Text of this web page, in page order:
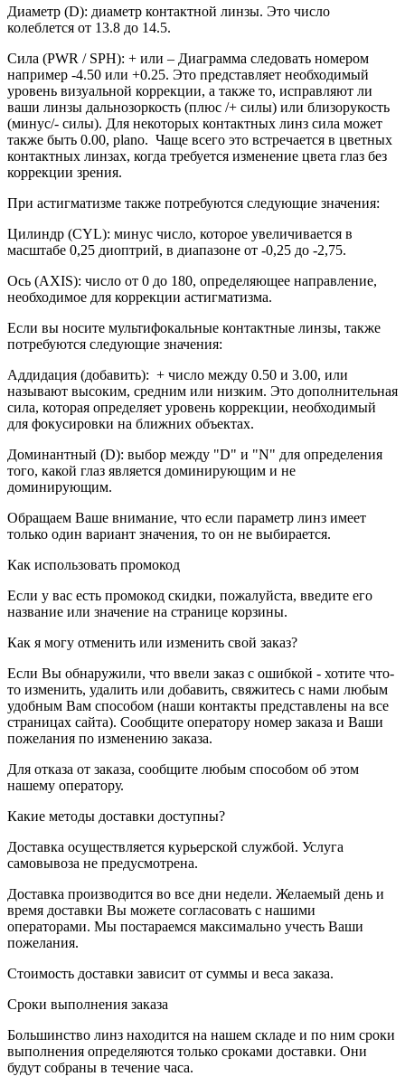
Диаметр (D): диаметр контактной линзы. Это число
колеблется от 13.8 до 14.5.
Сила (PWR / SPH): + или – Диаграмма следовать номером
например -4.50 или +0.25. Это представляет необходимый
уровень визуальной коррекции, а также то, исправляют ли
ваши линзы дальнозоркость (плюс /+ силы) или близорукость
(минус/- силы). Для некоторых контактных линз сила может
также быть 0.00, plano. Чаще всего это встречается в цветных
контактных линзах, когда требуется изменение цвета глаз без
коррекции зрения.
При астигматизме также потребуются следующие значения:
Цилиндр (CYL): минус число, которое увеличивается в
масштабе 0,25 диоптрий, в диапазоне от -0,25 до -2,75.
Ось (AXIS): число от 0 до 180, определяющее направление,
необходимое для коррекции астигматизма.
Если вы носите мультифокальные контактные линзы, также
потребуются следующие значения:
Аддидация (добавить): + число между 0.50 и 3.00, или
называют высоким, средним или низким. Это дополнительная
сила, которая определяет уровень коррекции, необходимый
для фокусировки на ближних объектах.
Доминантный (D): выбор между "D" и "N" для определения
того, какой глаз является доминирующим и не
доминирующим.
Обращаем Ваше внимание, что если параметр линз имеет
только один вариант значения, то он не выбирается.
Как использовать промокод
Если у вас есть промокод скидки, пожалуйста, введите его
название или значение на странице корзины.
Как я могу отменить или изменить свой заказ?
Если Вы обнаружили, что ввели заказ с ошибкой - хотите что-
то изменить, удалить или добавить, свяжитесь с нами любым
удобным Вам способом (наши контакты представлены на все
страницах сайта). Сообщите оператору номер заказа и Ваши
пожелания по изменению заказа.
Для отказа от заказа, сообщите любым способом об этом
нашему оператору.
Какие методы доставки доступны?
Доставка осуществляется курьерской службой. Услуга
самовывоза не предусмотрена.
Доставка производится во все дни недели. Желаемый день и
время доставки Вы можете согласовать с нашими
операторами. Мы постараемся максимально учесть Ваши
пожелания.
Стоимость доставки зависит от суммы и веса заказа.
Сроки выполнения заказа
Большинство линз находится на нашем складе и по ним сроки
выполнения определяются только сроками доставки. Они
будут собраны в течение часа.